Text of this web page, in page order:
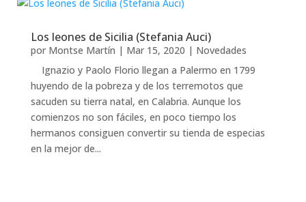
Los leones de Sicilia (Stefania Auci)
por Montse Martín | Mar 15, 2020 | Novedades
Ignazio y Paolo Florio llegan a Palermo en 1799
huyendo de la pobreza y de los terremotos que
sacuden su tierra natal, en Calabria. Aunque los
comienzos no son fáciles, en poco tiempo los
hermanos consiguen convertir su tienda de especias
en la mejor de...